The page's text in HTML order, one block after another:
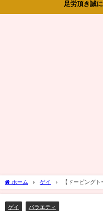
足労頂き誠
ホーム ゲイ
【ドーピング
ピングトーキング2 ABEMAで無料配信
ゲイ バラエティ